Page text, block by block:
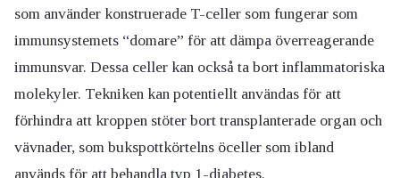
som använder konstruerade T-celler som fungerar som
immunsystemets “domare” för att dämpa överreagerande
immunsvar. Dessa celler kan också ta bort inflammatoriska
molekyler. Tekniken kan potentiellt användas för att
förhindra att kroppen stöter bort transplanterade organ och
vävnader, som bukspottkörtelns öceller som ibland
används för att behandla typ 1-diabetes.